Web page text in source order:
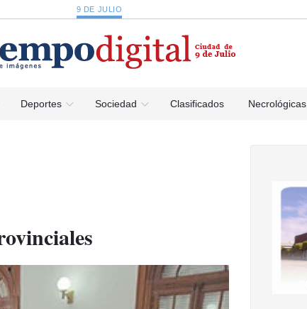
9 DE JULIO
Deportes Sociedad Clasificados Necrológicas